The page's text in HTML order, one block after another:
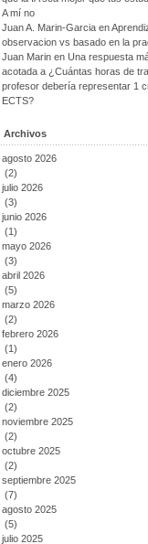
A mí no
Juan A. Marin-Garcia en
observacion vs basado en la
Juan Marin en Una respuesta
acotada a ¿Cuántas horas de
profesor debería representar 1
ECTS?
Archivos
agosto 2026
(2)
julio 2026
(3)
junio 2026
(1)
mayo 2026
(3)
abril 2026
(5)
marzo 2026
(2)
febrero 2026
(1)
enero 2026
(4)
diciembre 2025
(2)
noviembre 2025
(2)
octubre 2025
(2)
septiembre 2025
(7)
agosto 2025
(5)
julio 2025